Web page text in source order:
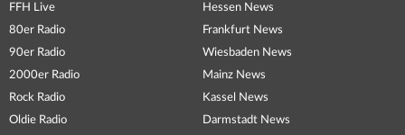
FFH Live
80er Radio
90er Radio
2000er Radio
Rock Radio
Oldie Radio
Hessen News
Frankfurt News
Wiesbaden News
Mainz News
Kassel News
Darmstadt News